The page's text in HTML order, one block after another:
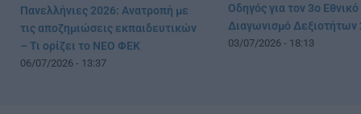
Πανελλήνιες 2026: Ανατροπή με
τις αποζημιώσεις εκπαιδευτικών
– Τι ορίζει το ΝΕΟ ΦΕΚ
06/07/2026 - 13:37
Οδηγός για τον 3ο Εθνικό
Διαγωνισμό Δεξιοτήτων
03/07/2026 - 18:13